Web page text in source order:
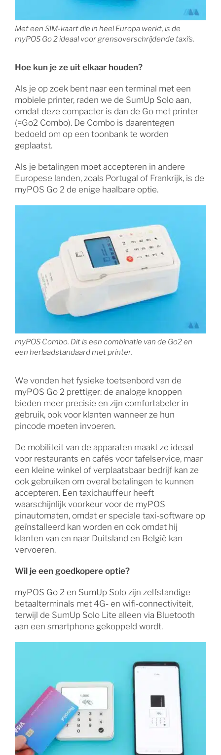
Met een SIM-kaart die in heel Europa werkt, is de
myPOS Go 2 ideaal voor grensoverschrijdende taxi’s.
Hoe kun je ze uit elkaar houden?
Als je op zoek bent naar een terminal met een
mobiele printer, raden we de SumUp Solo aan,
omdat deze compacter is dan de Go met printer
(=Go2 Combo). De Combo is daarentegen
bedoeld om op een toonbank te worden
geplaatst.
Als je betalingen moet accepteren in andere
Europese landen, zoals Portugal of Frankrijk, is de
myPOS Go 2 de enige haalbare optie.
myPOS Combo. Dit is een combinatie van de Go2 en
een herlaadstandaard met printer.
We vonden het fysieke toetsenbord van de
myPOS Go 2 prettiger: de analoge knoppen
bieden meer precisie en zijn comfortabeler in
gebruik, ook voor klanten wanneer ze hun
pincode moeten invoeren.
De mobiliteit van de apparaten maakt ze ideaal
voor restaurants en cafés voor tafelservice, maar
een kleine winkel of verplaatsbaar bedrijf kan ze
ook gebruiken om overal betalingen te kunnen
accepteren. Een taxichauffeur heeft
waarschijnlijk voorkeur voor de myPOS
pinautomaten, omdat er speciale taxi-software op
geïnstalleerd kan worden en ook omdat hij
klanten van en naar Duitsland en België kan
vervoeren.
Wil je een goedkopere optie?
myPOS Go 2 en SumUp Solo zijn zelfstandige
betaalterminals met 4G- en wifi-connectiviteit,
terwijl de SumUp Solo Lite alleen via Bluetooth
aan een smartphone gekoppeld wordt.